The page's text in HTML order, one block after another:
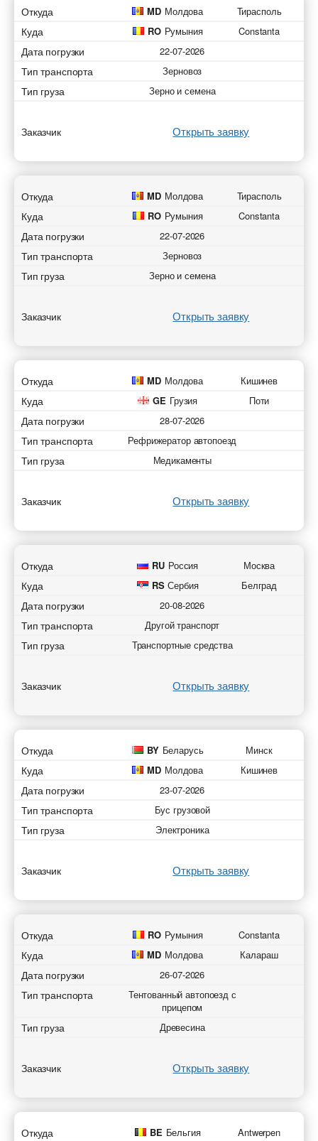
Откуда MD Молдова Тирасполь
Куда RO Румыния Constanta
Дата погрузки 22-07-2026
Тип транспорта Зерновоз
Тип груза Зерно и семена
Заказчик Открыть заявку
Откуда MD Молдова Тирасполь
Куда RO Румыния Constanta
Дата погрузки 22-07-2026
Тип транспорта Зерновоз
Тип груза Зерно и семена
Заказчик Открыть заявку
Откуда MD Молдова Кишинев
Куда GE Грузия Поти
Дата погрузки 28-07-2026
Тип транспорта Рефрижератор автопоезд
Тип груза Медикаменты
Заказчик Открыть заявку
Откуда RU Россия Москва
Куда RS Сербия Белград
Дата погрузки 20-08-2026
Тип транспорта Другой транспорт
Тип груза Транспортные средства
Заказчик Открыть заявку
Откуда BY Беларусь Минск
Куда MD Молдова Кишинев
Дата погрузки 23-07-2026
Тип транспорта Бус грузовой
Тип груза Электроника
Заказчик Открыть заявку
Откуда RO Румыния Constanta
Куда MD Молдова Калараш
Дата погрузки 26-07-2026
Тип транспорта
Тентованный автопоезд с
прицепом
Тип груза Древесина
Заказчик Открыть заявку
Откуда BE Бельгия Antwerpen